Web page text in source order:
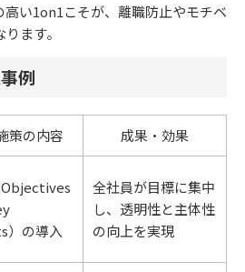
高い1on1こそが、離職防止やモチベ
ます。
例
策の内容 成果・効果
）の導入
全社員が目標に集中
し、透明性と主体性
の向上を実現